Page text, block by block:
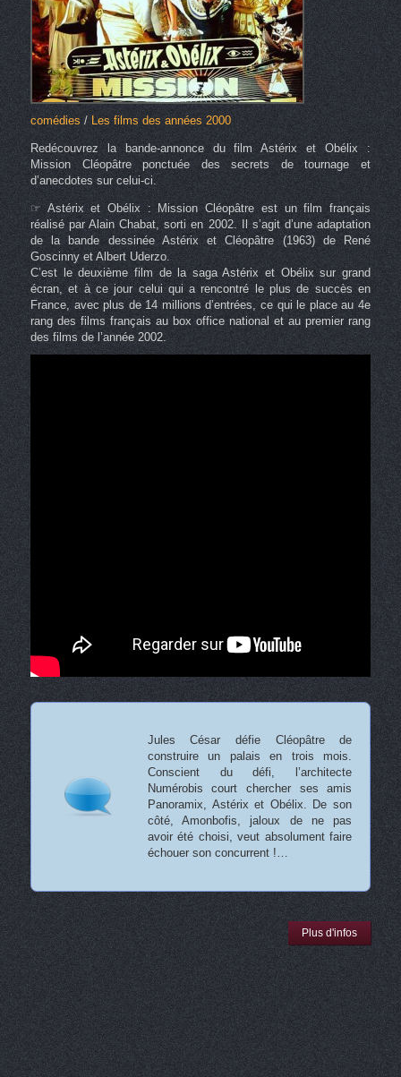
comédies/Les films des années 2000
Redécouvrez la bande-annonce du film Astérix et Obélix :
Mission Cléopâtre ponctuée des secrets de tournage et
d’anecdotes sur celui-ci.
☞ Astérix et Obélix : Mission Cléopâtre est un film français
réalisé par Alain Chabat, sorti en 2002. Il s’agit d’une adaptation
de la bande dessinée Astérix et Cléopâtre (1963) de René
Goscinny et Albert Uderzo.
C’est le deuxième film de la saga Astérix et Obélix sur grand
écran, et à ce jour celui qui a rencontré le plus de succès en
France, avec plus de 14 millions d’entrées, ce qui le place au 4e
rang des films français au box office national et au premier rang
des films de l’année 2002.
Jules César défie Cléopâtre de
construire un palais en trois mois.
Conscient du défi, l’architecte
Numérobis court chercher ses amis
Panoramix, Astérix et Obélix. De son
côté, Amonbofis, jaloux de ne pas
avoir été choisi, veut absolument faire
échouer son concurrent !…
Plus d'infos